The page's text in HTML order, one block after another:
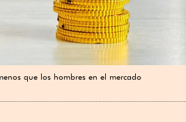
que los hombres en el mercado